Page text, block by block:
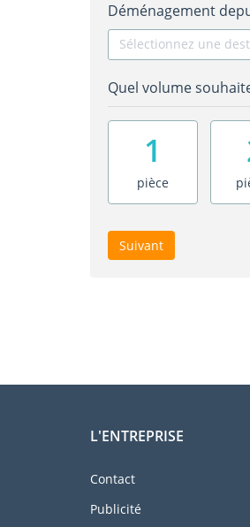
Déménagement
Sélectionnez une
Quel volume
1
pièce
Suivant
L'ENTREPRISE
Contact
Publicité